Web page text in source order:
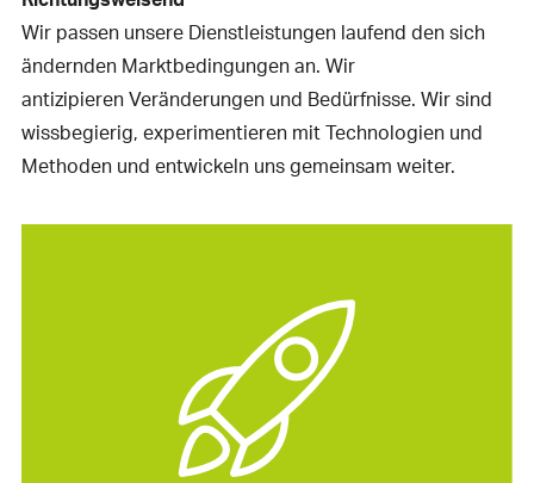
Wir passen unsere Dienstleistungen laufend den sich
ändernden Marktbedingungen an. Wir
antizipieren Veränderungen und Bedürfnisse. Wir sind
wissbegierig, experimentieren mit Technologien und
Methoden und entwickeln uns gemeinsam weiter.